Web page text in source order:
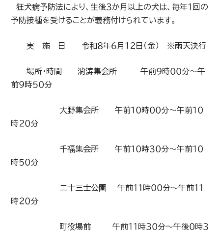
狂犬病予防法により、生後３か月以上の犬は、毎年１回の
予防接種を受けることが義務付けられています。
実 施 日 令和８年６月１２日（金） ※雨天決行
場所・時間 淌涛集会所 午前９時００分～午
前９時５０分
大野集会所 午前１０時００分～午前１０
時２０分
千福集会所 午前１０時３０分～午前１０
時５０分
二十三士公園 午前１１時００分～午前１１
時２０分
町役場前 午前１１時３０分～午後０時３